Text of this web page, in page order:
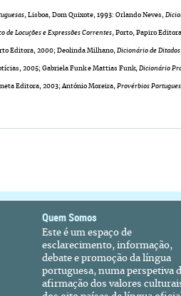
, Lisboa, Dom Quixote, 1993: Orlando Neves,
de Locuções e Expressões Correntes, Porto, Papiro
Editora, 2000; Deolinda Milhano, Dicionário de
2005; Gabriela Funk e Mattias Funk, Dicionário
Editora, 2003; António Moreira, Provérbios
Quem Somos
Este é um espaço de
esclarecimento, informação,
debate e promoção da língua
portuguesa, numa perspetiva
afirmação dos valores